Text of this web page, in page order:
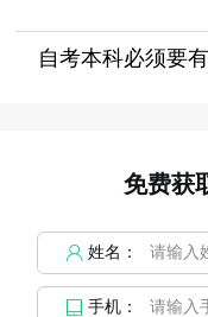
自考本科必须要
免费获
姓名：
手机：